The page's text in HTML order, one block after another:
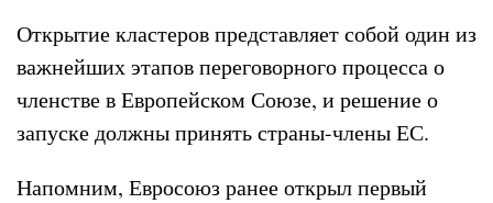
Открытие кластеров представляет собой один из
важнейших этапов переговорного процесса о
членстве в Европейском Союзе, и решение о
запуске должны принять страны-члены ЕС.
Напомним, Евросоюз ранее открыл первый